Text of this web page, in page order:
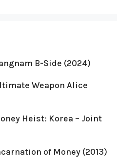
B-Side (2024)
Weapon Alice
Heist: Korea – Joint
of Money (2013)